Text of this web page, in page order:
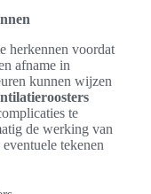
herkennen voordat
afname in
kunnen wijzen
te
de werking van
tekenen